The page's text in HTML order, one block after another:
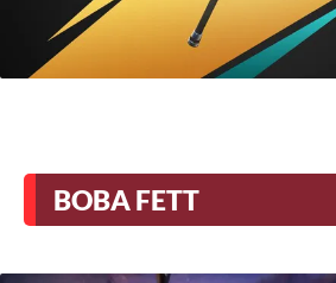
BOBA FETT